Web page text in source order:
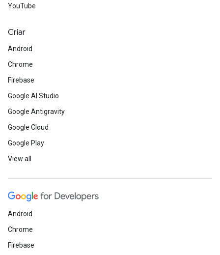
YouTube
Criar
Android
Chrome
Firebase
Google AI Studio
Google Antigravity
Google Cloud
Google Play
View all
Android
Chrome
Firebase